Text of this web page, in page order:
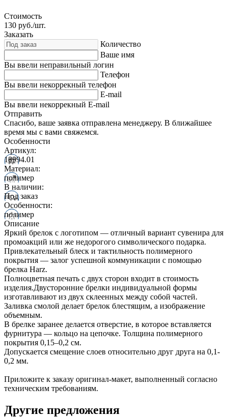
Стоимость
130 руб./шт.
Заказать
Количество
Ваше имя
Вы ввели неправильный логин
Телефон
Вы ввели некоррекный телефон
E-mail
Вы ввели некоррекный E-mail
Отправить
Спасибо, ваше заявка отправлена менеджеру. В ближайшее
время мы с вами свяжемся.
Особенности
Артикул:
18994.01
Материал:
полимер
В наличии:
Под заказ
Особенности:
полимер
Описание
Яркий брелок с логотипом — отличный вариант сувенира для
промоакций или же недорогого символического подарка.
Привлекательный блеск и тактильность полимерного
покрытия — залог успешной коммуникации с помощью
брелка Harz.
Полноцветная печать с двух сторон входит в стоимость
изделия.Двусторонние брелки индивидуальной формы
изготавливают из двух склеенных между собой частей.
Заливка смолой делает брелок блестящим, а изображение
объемным.
В брелке заранее делается отверстие, в которое вставляется
фурнитура — кольцо на цепочке. Толщина полимерного
покрытия 0,15–0,2 см.
Допускается смещение слоев относительно друг друга на 0,1-
0,2 мм.
Приложите к заказу оригинал-макет, выполненный согласно
техническим требованиям.
Другие предложения